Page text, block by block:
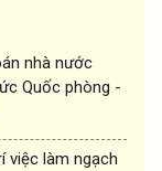
nhà nước
Quốc phòng -
việc làm ngạch